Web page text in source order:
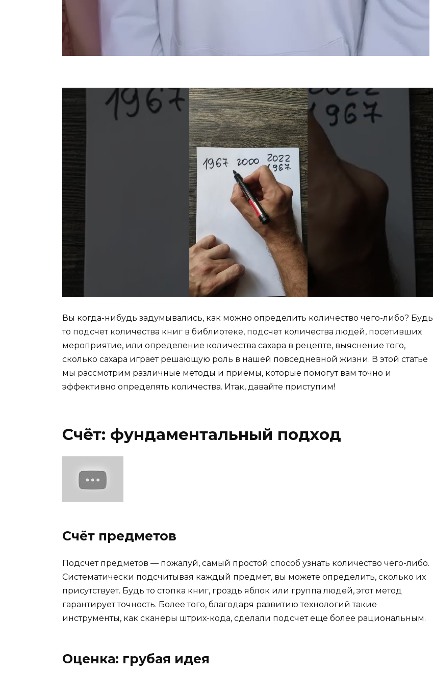
Вы когда-нибудь задумывались, как можно определить количество чего-либо? Будь
то подсчет количества книг в библиотеке, подсчет количества людей, посетивших
мероприятие, или определение количества сахара в рецепте, выяснение того,
сколько сахара играет решающую роль в нашей повседневной жизни. В этой статье
мы рассмотрим различные методы и приемы, которые помогут вам точно и
эффективно определять количества. Итак, давайте приступим!
Счёт: фундаментальный подход
Счёт предметов
Подсчет предметов — пожалуй, самый простой способ узнать количество чего-либо.
Систематически подсчитывая каждый предмет, вы можете определить, сколько их
присутствует. Будь то стопка книг, гроздь яблок или группа людей, этот метод
гарантирует точность. Более того, благодаря развитию технологий такие
инструменты, как сканеры штрих-кода, сделали подсчет еще более рациональным.
Оценка: грубая идея